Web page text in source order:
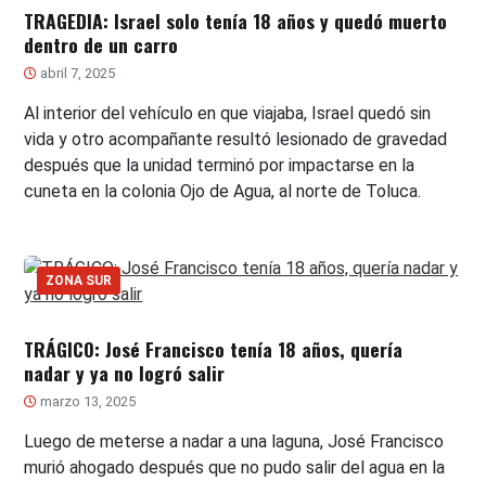
TRAGEDIA: Israel solo tenía 18 años y quedó muerto
dentro de un carro
abril 7, 2025
Al interior del vehículo en que viajaba, Israel quedó sin
vida y otro acompañante resultó lesionado de gravedad
después que la unidad terminó por impactarse en la
cuneta en la colonia Ojo de Agua, al norte de Toluca.
ZONA SUR
TRÁGICO: José Francisco tenía 18 años, quería
nadar y ya no logró salir
marzo 13, 2025
Luego de meterse a nadar a una laguna, José Francisco
murió ahogado después que no pudo salir del agua en la